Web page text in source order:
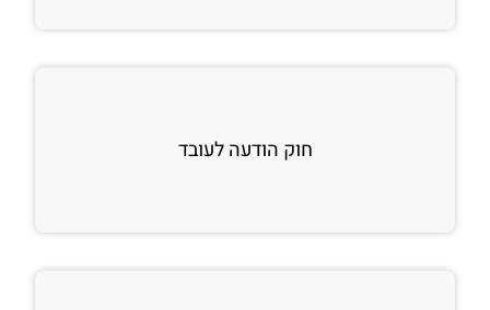
חוק הודעה לעובד